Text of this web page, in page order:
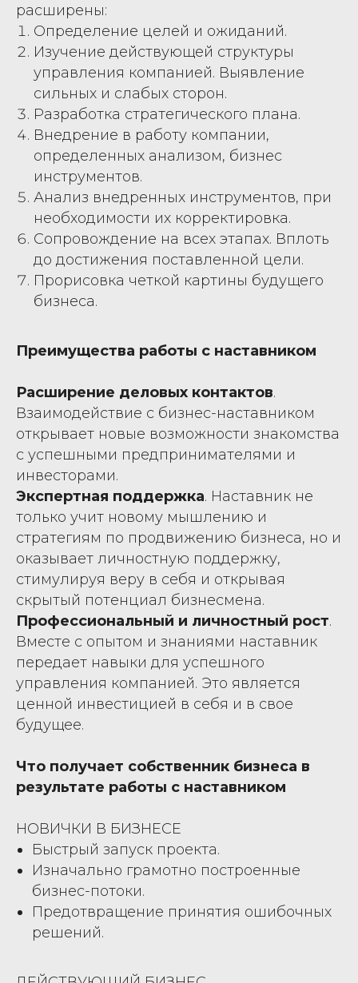
расширены:
Определение целей и ожиданий.
Изучение действующей структуры
управления компанией. Выявление
сильных и слабых сторон.
Разработка стратегического плана.
Внедрение в работу компании,
определенных анализом, бизнес
инструментов.
Анализ внедренных инструментов, при
необходимости их корректировка.
Сопровождение на всех этапах. Вплоть
до достижения поставленной цели.
Прорисовка четкой картины будущего
бизнеса.
Преимущества работы с наставником
Расширение деловых контактов.
Взаимодействие с бизнес-наставником
открывает новые возможности знакомства
с успешными предпринимателями и
инвесторами.
Экспертная поддержка. Наставник не
только учит новому мышлению и
стратегиям по продвижению бизнеса, но и
оказывает личностную поддержку,
стимулируя веру в себя и открывая
скрытый потенциал бизнесмена.
Профессиональный и личностный рост.
Вместе с опытом и знаниями наставник
передает навыки для успешного
управления компанией. Это является
ценной инвестицией в себя и в свое
будущее.
Что получает собственник бизнеса в
результате работы с наставником
НОВИЧКИ В БИЗНЕСЕ
Быстрый запуск проекта.
Изначально грамотно построенные
бизнес-потоки.
Предотвращение принятия ошибочных
решений.